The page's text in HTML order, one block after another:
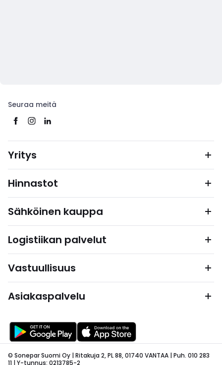
Seuraa meitä
Yritys
Hinnastot
Sähköinen kauppa
Logistiikan palvelut
Vastuullisuus
Asiakaspalvelu
© Sonepar Suomi Oy | Ritakuja 2, PL 88, 01740 VANTAA | Puh. 010 283
11 | Y-tunnus: 0213785-2